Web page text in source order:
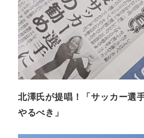
北澤氏が提唱！「サッカー選
やるべき」